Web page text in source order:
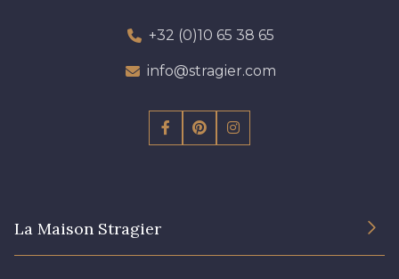
+32 (0)10 65 38 65
info@stragier.com
La Maison Stragier